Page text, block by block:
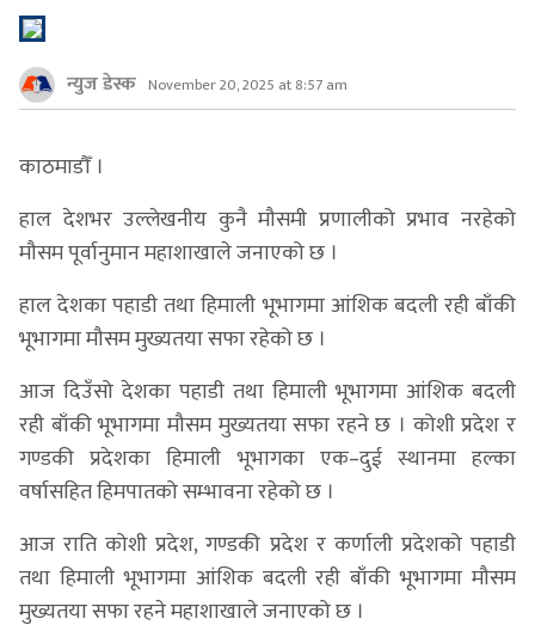
न्युज डेस्क November 20, 2025 at 8:57 am
काठमाडौँ ।
हाल देशभर उल्लेखनीय कुनै मौसमी प्रणालीको प्रभाव नरहेको
मौसम पूर्वानुमान महाशाखाले जनाएको छ ।
हाल देशका पहाडी तथा हिमाली भूभागमा आंशिक बदली रही बाँकी
भूभागमा मौसम मुख्यतया सफा रहेको छ ।
आज दिउँसो देशका पहाडी तथा हिमाली भूभागमा आंशिक बदली
रही बाँकी भूभागमा मौसम मुख्यतया सफा रहने छ । कोशी प्रदेश र
गण्डकी प्रदेशका हिमाली भूभागका एक–दुई स्थानमा हल्का
वर्षासहित हिमपातको सम्भावना रहेको छ ।
आज राति कोशी प्रदेश, गण्डकी प्रदेश र कर्णाली प्रदेशको पहाडी
तथा हिमाली भूभागमा आंशिक बदली रही बाँकी भूभागमा मौसम
मुख्यतया सफा रहने महाशाखाले जनाएको छ ।